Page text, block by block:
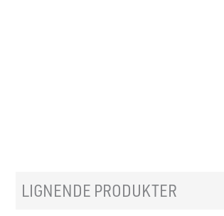
LIGNENDE PRODUKTER